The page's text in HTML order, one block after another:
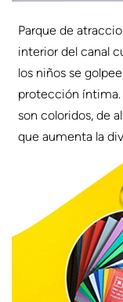
Parque de
interior del canal
los niños se
protección íntima.
son coloridos, de
que aumenta la